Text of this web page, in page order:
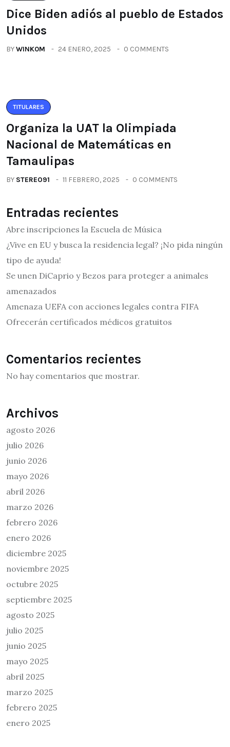
Dice Biden adiós al pueblo de Estados
Unidos
BYWINK0M 24 ENERO, 2025 0 COMMENTS
TITULARES
Organiza la UAT la Olimpiada
Nacional de Matemáticas en
Tamaulipas
BY STEREO91 11 FEBRERO, 2025 0 COMMENTS
Entradas recientes
Abre inscripciones la Escuela de Música
¿Vive en EU y busca la residencia legal? ¡No pida ningún
tipo de ayuda!
Se unen DiCaprio y Bezos para proteger a animales
amenazados
Amenaza UEFA con acciones legales contra FIFA
Ofrecerán certificados médicos gratuitos
Comentarios recientes
No hay comentarios que mostrar.
Archivos
agosto 2026
julio 2026
junio 2026
mayo 2026
abril 2026
marzo 2026
febrero 2026
enero 2026
diciembre 2025
noviembre 2025
octubre 2025
septiembre 2025
agosto 2025
julio 2025
junio 2025
mayo 2025
abril 2025
marzo 2025
febrero 2025
enero 2025